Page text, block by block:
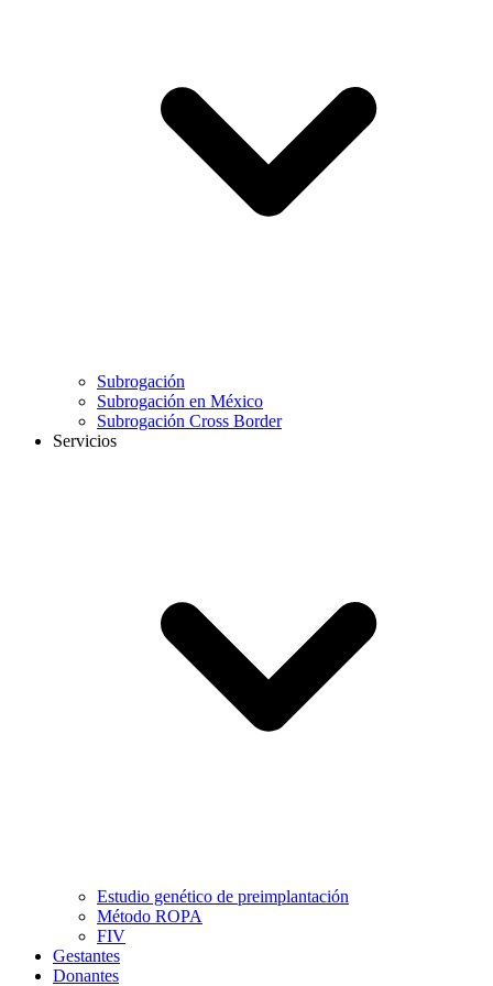
Subrogación
Subrogación en México
Subrogación Cross Border
Servicios
Estudio genético de preimplantación
Método ROPA
FIV
Gestantes
Donantes